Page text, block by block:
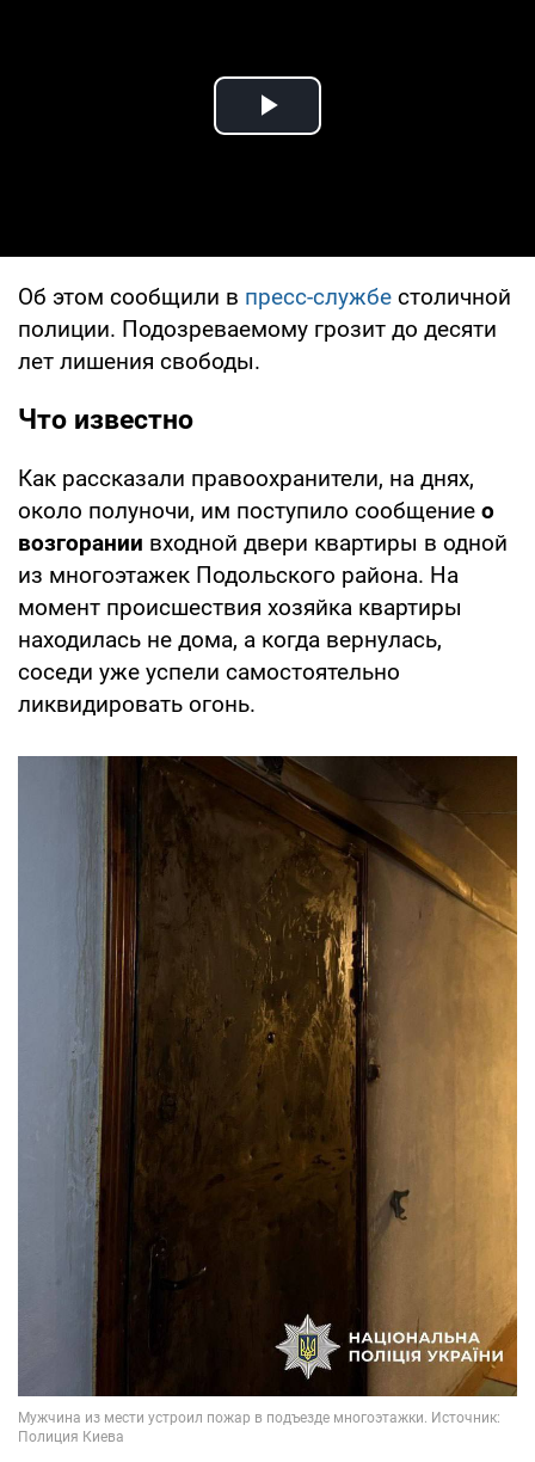
Play Video
Об этом сообщили в пресс-службе столичной
полиции. Подозреваемому грозит до десяти
лет лишения свободы.
Что известно
Как рассказали правоохранители, на днях,
около полуночи, им поступило сообщение о
возгорании входной двери квартиры в одной
из многоэтажек Подольского района. На
момент происшествия хозяйка квартиры
находилась не дома, а когда вернулась,
соседи уже успели самостоятельно
ликвидировать огонь.